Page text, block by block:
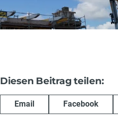
Diesen Beitrag teilen:
Email Facebook